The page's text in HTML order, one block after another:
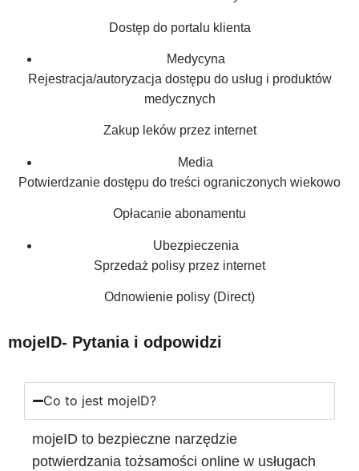
Dostęp do portalu klienta
Medycyna
Rejestracja/autoryzacja dostępu do usług i produktów
medycznych
Zakup leków przez internet
Media
Potwierdzanie dostępu do treści ograniczonych wiekowo
Opłacanie abonamentu
Ubezpieczenia
Sprzedaż polisy przez internet
Odnowienie polisy (Direct)
mojeID- Pytania i odpowidzi
Co to jest mojeID?
mojeID to bezpieczne narzędzie
potwierdzania tożsamości online w usługach